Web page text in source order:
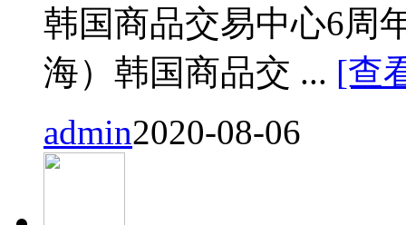
韩国商品交易中心6周
海）韩国商品交 ... [查
admin2020-08-06